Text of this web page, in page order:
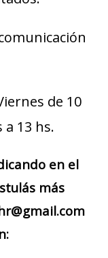
de 10
a 13 hs.
en el
más